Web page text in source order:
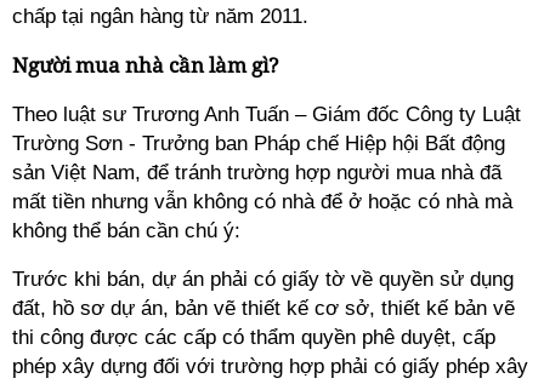
chấp tại ngân hàng từ năm 2011.
Người mua nhà cần làm gì?
Theo luật sư Trương Anh Tuấn – Giám đốc Công ty Luật
Trường Sơn - Trưởng ban Pháp chế Hiệp hội Bất động
sản Việt Nam, để tránh trường hợp người mua nhà đã
mất tiền nhưng vẫn không có nhà để ở hoặc có nhà mà
không thể bán cần chú ý:
Trước khi bán, dự án phải có giấy tờ về quyền sử dụng
đất, hồ sơ dự án, bản vẽ thiết kế cơ sở, thiết kế bản vẽ
thi công được các cấp có thẩm quyền phê duyệt, cấp
phép xây dựng đối với trường hợp phải có giấy phép xây